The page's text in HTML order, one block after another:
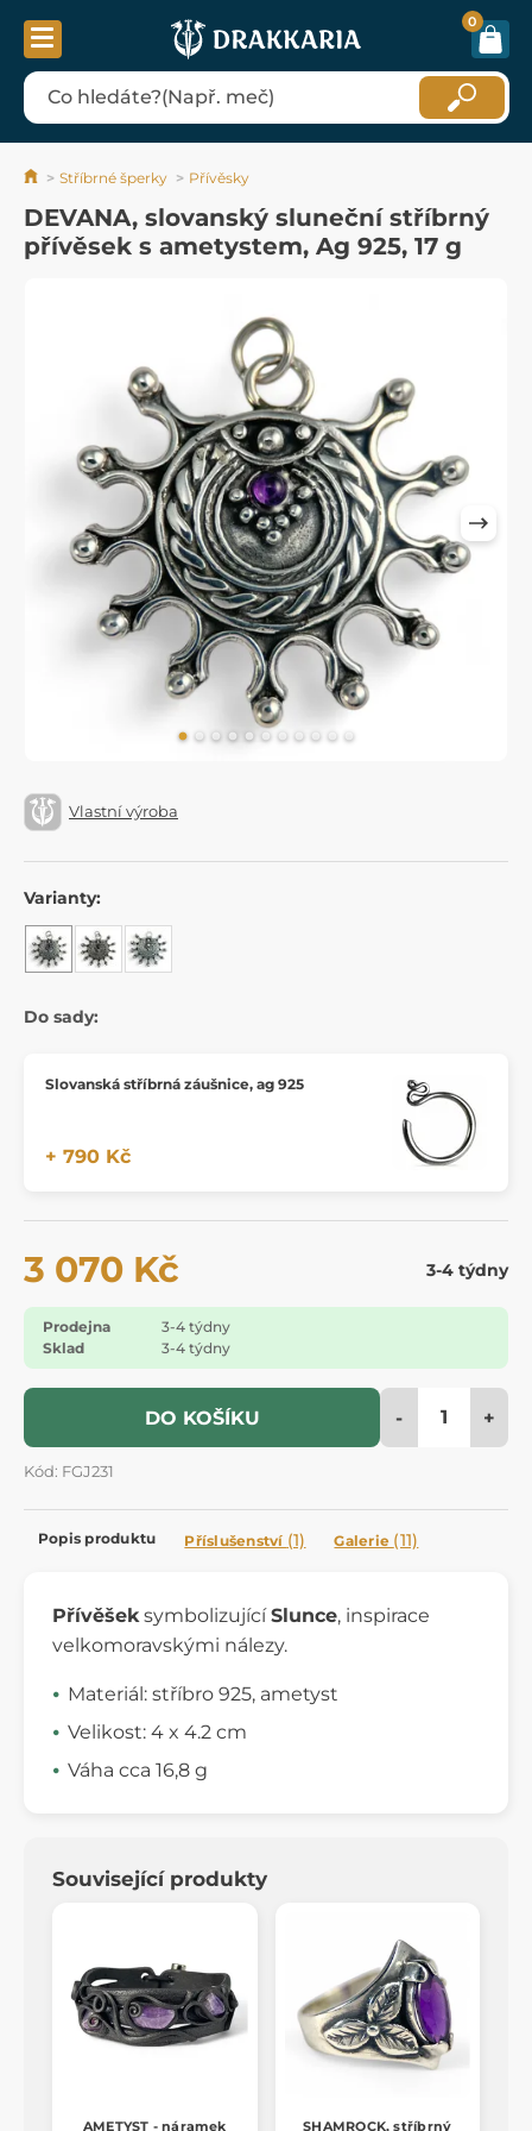
0
Stříbrné šperky Přívěsky
DEVANA, slovanský sluneční stříbrný
přívěsek s ametystem, Ag 925, 17 g
Vlastní výroba
Varianty:
Do sady:
Slovanská stříbrná záušnice, ag 925
+ 790 Kč
3 070 Kč 3-4 týdny
Prodejna
3-4 týdny
Sklad
3-4 týdny
DO KOŠÍKU - +
Kód: FGJ231
Popis produktu Příslušenství (1) Galerie (11)
Přívěšek symbolizujícíSlunce, inspirace
velkomoravskými nálezy.
Materiál: stříbro 925, ametyst
Velikost: 4 x 4.2 cm
Váha cca 16,8 g
Související produkty
AMETYST - náramek SHAMROCK, stříbrný